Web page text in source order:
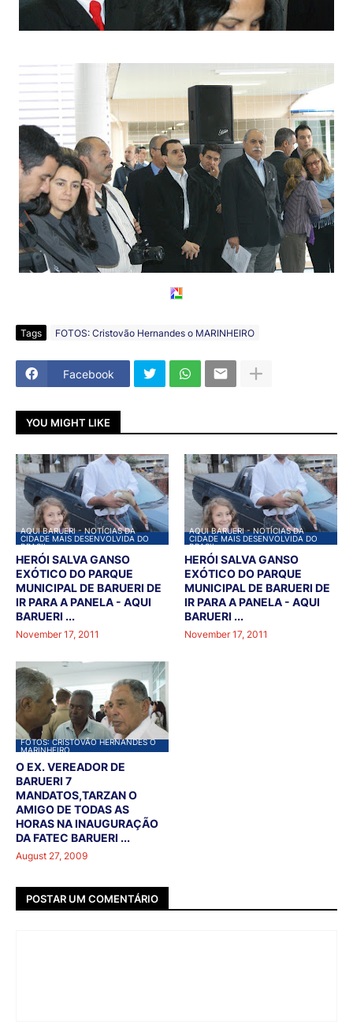
Tags FOTOS: Cristovão Hernandes o MARINHEIRO
Facebook
YOU MIGHT LIKE
AQUI BARUERI - NOTÍCIAS DA
CIDADE MAIS DESENVOLVIDA DO
BRASIL
HERÓI SALVA GANSO
EXÓTICO DO PARQUE
MUNICIPAL DE BARUERI DE
IR PARA A PANELA - AQUI
BARUERI ...
November 17, 2011
AQUI BARUERI - NOTÍCIAS DA
CIDADE MAIS DESENVOLVIDA DO
BRASIL
HERÓI SALVA GANSO
EXÓTICO DO PARQUE
MUNICIPAL DE BARUERI DE
IR PARA A PANELA - AQUI
BARUERI ...
November 17, 2011
FOTOS: CRISTOVÃO HERNANDES O
MARINHEIRO
O EX. VEREADOR DE
BARUERI 7
MANDATOS,TARZAN O
AMIGO DE TODAS AS
HORAS NA INAUGURAÇÃO
DA FATEC BARUERI ...
August 27, 2009
POSTAR UM COMENTÁRIO